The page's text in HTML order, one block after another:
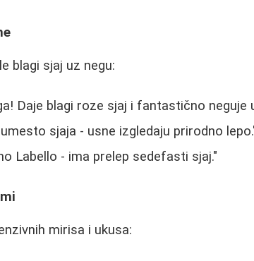
blagi sjaj uz negu:
Daje blagi roze sjaj i fantastično neguje
sjaja - usne izgledaju prirodno
Labello - ima prelep sedefasti sjaj."
mirisa i ukusa: